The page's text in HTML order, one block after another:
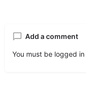
Add a comment
You must be logged in